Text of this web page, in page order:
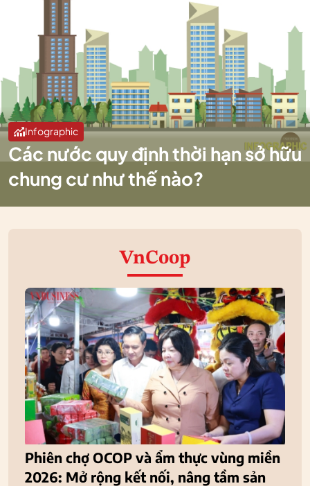
Infographic
Các nước quy định thời hạn sở hữu
chung cư như thế nào?
VnCoop
Phiên chợ OCOP và ẩm thực vùng miền
2026: Mở rộng kết nối, nâng tầm sản